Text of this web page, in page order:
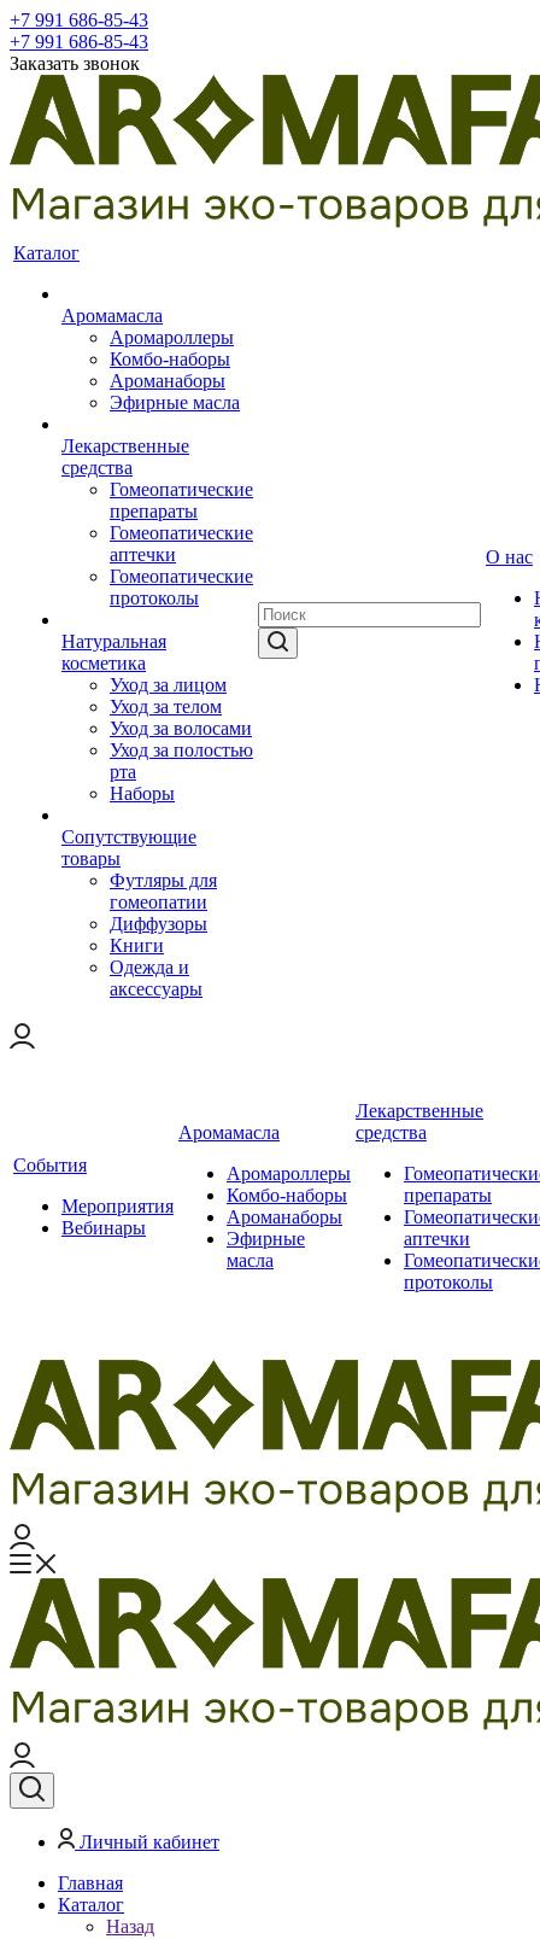
+7 991 686-85-43
+7 991 686-85-43
Заказать звонок
Каталог
Аромамасла
Аромароллеры
Комбо-наборы
Ароманаборы
Эфирные масла
Лекарственные
средства
Гомеопатические
препараты
Гомеопатические
аптечки
Гомеопатические
протоколы
Натуральная
косметика
Уход за лицом
Уход за телом
Уход за волосами
Уход за полостью
рта
Наборы
Сопутствующие
товары
Футляры для
гомеопатии
Диффузоры
Книги
Одежда и
аксессуары
О нас
События
Мероприятия
Вебинары
Аромамасла
Аромароллеры
Комбо-наборы
Ароманаборы
Эфирные
масла
Лекарственные
средства
препараты
аптечки
протоколы
Личный кабинет
Главная
Каталог
Назад